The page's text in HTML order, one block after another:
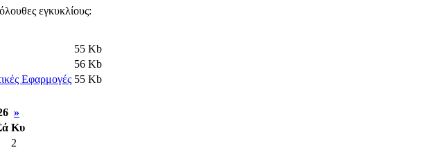
εγκυκλίους:
55 Kb
56 Kb
Εφαρμογές 55 Kb
»
Κυ
2